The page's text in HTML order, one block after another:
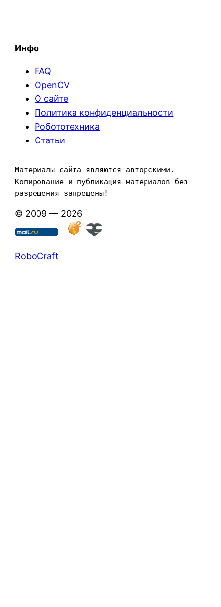
Инфо
FAQ
OpenCV
О сайте
Политика конфиденциальности
Робототехника
Статьи
Материалы сайта являются авторскими.
Копирование и публикация материалов без
разрешения запрещены!
© 2009 — 2026
RoboCraft